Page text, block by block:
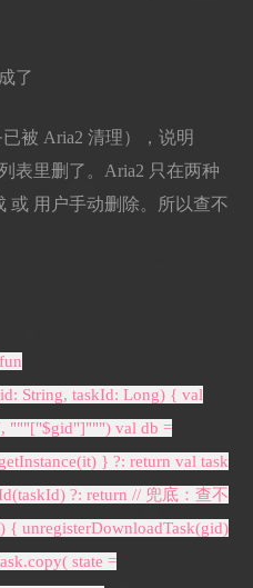
了
被 Aria2 清理），说明
表里删了。Aria2 只在两种
或 用户手动删除。所以查不
String, taskId: Long) { val
"""["$gid"]""") val db =
} ?: return val task
?: return // 兜底：查不
unregisterDownloadTask(gid)
state =